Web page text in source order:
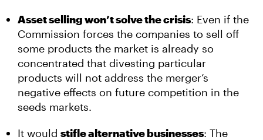
Asset selling won’t solve the crisis: Even if the
Commission forces the companies to sell off
some products the market is already so
concentrated that divesting particular
products will not address the merger’s
negative effects on future competition in the
seeds markets.
It would stifle alternative businesses: The